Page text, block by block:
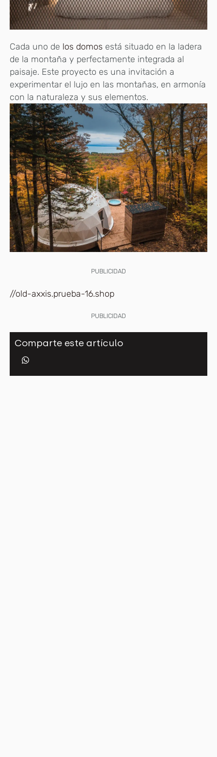
Cada uno de los domos está situado en la ladera
de la montaña y perfectamente integrada al
paisaje. Este proyecto es una invitación a
experimentar el lujo en las montañas, en armonía
con la naturaleza y sus elementos.
PUBLICIDAD
//old-axxis.prueba-16.shop
PUBLICIDAD
Comparte este artículo